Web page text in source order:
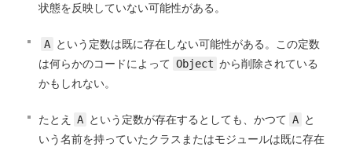
状態を反映していない可能性がある。
A という定数は既に存在しない可能性がある。この定数
は何らかのコードによって Object から削除されている
かもしれない。
たとえ A という定数が存在するとしても、かつて A と
いう名前を持っていたクラスまたはモジュールは既に存在